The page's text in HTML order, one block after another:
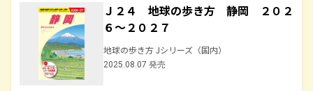
Ｊ２４ 地球の歩き方 静岡 ２０２
６～２０２７
地球の歩き方 Jシリーズ（国内）
2025.08.07 発売